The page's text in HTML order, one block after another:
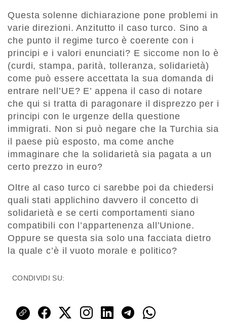
Questa solenne dichiarazione pone problemi in
varie direzioni. Anzitutto il caso turco. Sino a
che punto il regime turco è coerente con i
principi e i valori enunciati? E siccome non lo è
(curdi, stampa, parità, tolleranza, solidarietà)
come può essere accettata la sua domanda di
entrare nell’UE? E’ appena il caso di notare
che qui si tratta di paragonare il disprezzo per i
principi con le urgenze della questione
immigrati. Non si può negare che la Turchia sia
il paese più esposto, ma come anche
immaginare che la solidarietà sia pagata a un
certo prezzo in euro?
Oltre al caso turco ci sarebbe poi da chiedersi
quali stati applichino davvero il concetto di
solidarietà e se certi comportamenti siano
compatibili con l’appartenenza all’Unione.
Oppure se questa sia solo una facciata dietro
la quale c’è il vuoto morale e politico?
CONDIVIDI SU: